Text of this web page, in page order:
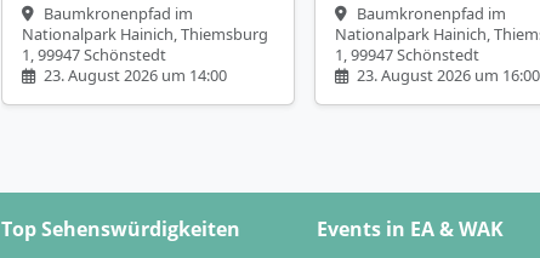
Baumkronenpfad im
Nationalpark Hainich, Thiemsburg
1, 99947 Schönstedt
23. August 2026 um 14:00
Baumkronenpfad im
Nationalpark Hainich,
1, 99947 Schönstedt
23. August 2026 um 16:00
Top Sehenswürdigkeiten Events in EA & WAK